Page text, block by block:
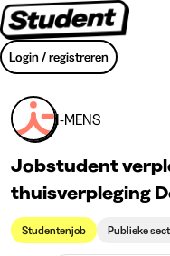
Login / registreren
I-MENS
Jobstudent
thuisverpleging
Studentenjob Publieke